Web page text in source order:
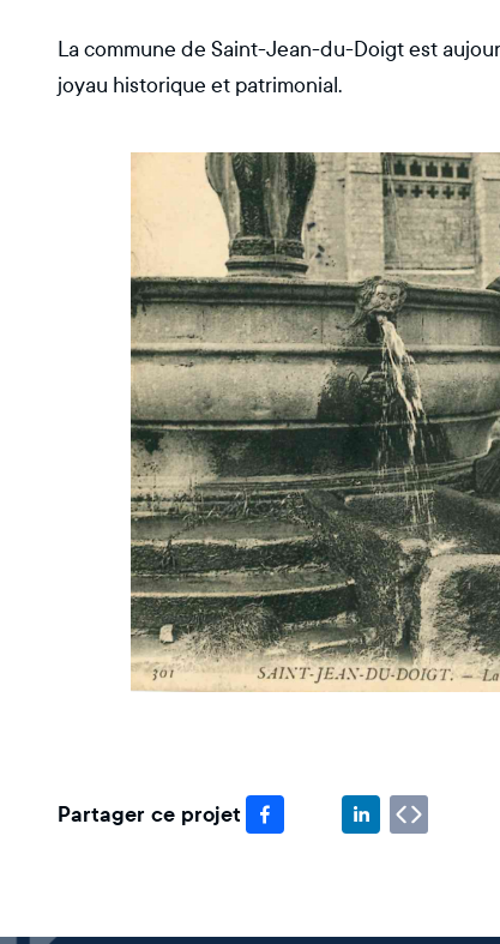
La commune de Saint-Jean-du-Doigt est
joyau historique et patrimonial.
Partager ce projet